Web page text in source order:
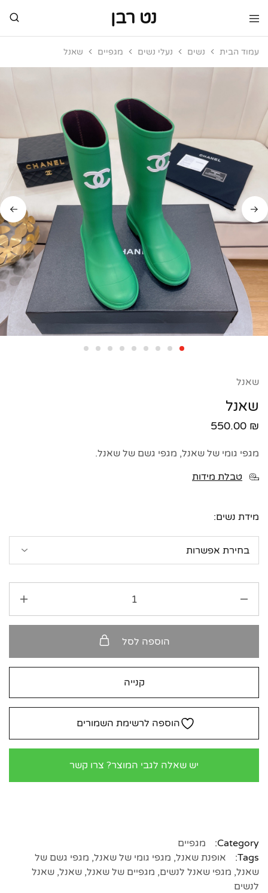
נט רבן
נט
מותגי
מותגי
עמוד הבית נשים נעלי נשים מגפיים שאנל
שאנל
שאנל
550.00 ₪
מגפי גומי של שאנל, מגפי גשם של שאנל.
טבלת מידות
מידת נשים:
הוספה לסל
קנייה
הוספה לרשימת השמורים
יש שאלה לגבי המוצר? צרו קשר
Category:
מגפיים
Tags:
אופנת שאנל, מגפי גומי של שאנל, מגפי גשם של
שאנל, מגפי שאנל לנשים, מגפיים של שאנל, שאנל, שאנל
לנשים